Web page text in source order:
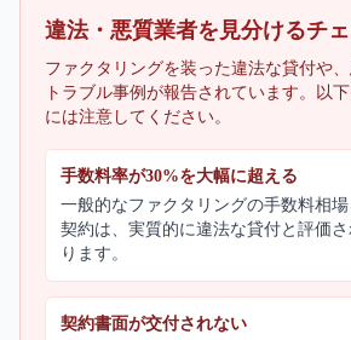
違法・悪質業者を見分けるチ
ファクタリングを装った違法な貸付や
トラブル事例が報告されています。以
には注意してください。
手数料率が30%を大幅に超える
一般的なファクタリングの手数料相
契約は、実質的に違法な貸付と評価
ります。
契約書面が交付されない